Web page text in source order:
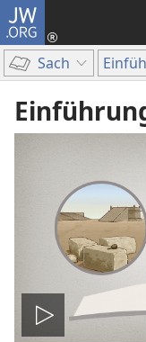
JW.ORG
Sach